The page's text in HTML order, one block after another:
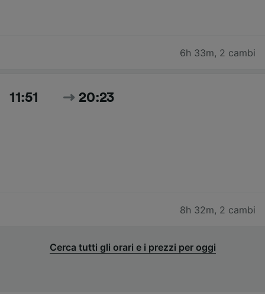
6h 33m, 2 cambi
11:51 20:23
8h 32m, 2 cambi
Cerca tutti gli orari e i prezzi per oggi